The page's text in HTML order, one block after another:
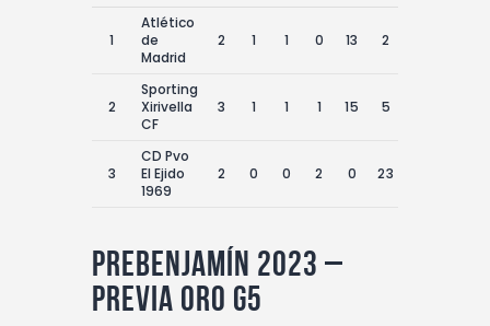
1
Atlético
de
Madrid
2 1 1 0 13 2
2
Sporting
Xirivella
CF
3 1 1 1 15 5
3
CD Pvo
El Ejido
1969
2 0 0 2 0 23
Prebenjamín 2023 –
Previa Oro G5